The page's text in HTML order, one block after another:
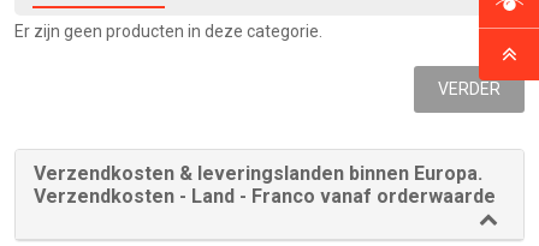
Er zijn geen producten in deze categorie.
VERDER
Verzendkosten & leveringslanden binnen Europa.
Verzendkosten - Land - Franco vanaf orderwaarde